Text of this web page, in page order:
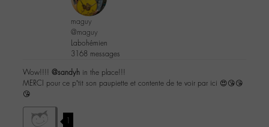
maguy
@maguy
Labohémien
3168 messages
Wow!!!! @sandyh in the place!!!
MERCI pour ce p’tit son paupiette et contente de te voir par ici 😍😘😘
😘
1